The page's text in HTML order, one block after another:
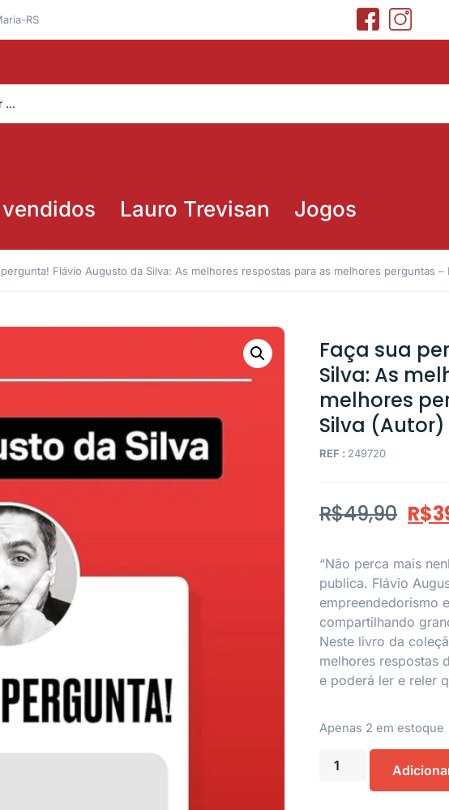
RS
Lauro Trevisan Jogos
Flávio Augusto da Silva: As melhores respostas para as melhores perguntas
Faça sua
Silva: As
melhores
Silva (Autor)
REF : 249720
R$49,90 R$
“Não perca mais
publica. Flávio
empreendedorismo
compartilhando
Neste livro da
melhores respostas
e poderá ler e reler
Apenas 2 em estoque